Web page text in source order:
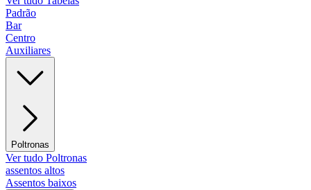
Padrão
Bar
Centro
Auxiliares
Poltronas
Ver tudo Poltronas
assentos altos
Assentos baixos